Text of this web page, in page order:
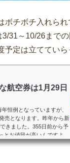
ボチボチ入れら
31～10/26まで
定は立てていら
航空券は1月29日
恒例となっていますが、
売となります。昨年から新
きました。355日前から予
とお値段が高いんですよ
に該当するもので、かなり